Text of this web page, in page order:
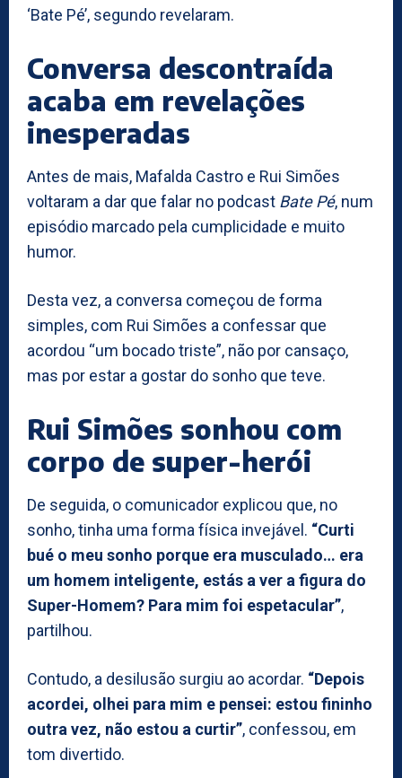
‘Bate Pé’, segundo revelaram.
Conversa descontraída
acaba em revelações
inesperadas
Antes de mais, Mafalda Castro e Rui Simões
voltaram a dar que falar no podcast Bate Pé, num
episódio marcado pela cumplicidade e muito
humor.
Desta vez, a conversa começou de forma
simples, com Rui Simões a confessar que
acordou “um bocado triste”, não por cansaço,
mas por estar a gostar do sonho que teve.
Rui Simões sonhou com
corpo de super-herói
De seguida, o comunicador explicou que, no
sonho, tinha uma forma física invejável. “Curti
bué o meu sonho porque era musculado… era
um homem inteligente, estás a ver a figura do
Super-Homem? Para mim foi espetacular”,
partilhou.
Contudo, a desilusão surgiu ao acordar. “Depois
acordei, olhei para mim e pensei: estou fininho
outra vez, não estou a curtir”, confessou, em
tom divertido.